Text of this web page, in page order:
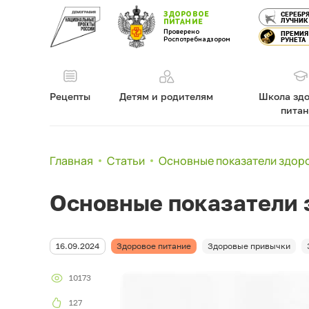
ЗДОРОВОЕ
ПИТАНИЕ
Проверено
Роспотребнадзором
ЛУЧНИК
ПРЕМИЯ
РУНЕТА
Рецепты Детям и родителям
Школа
Главная Статьи Основные показатели
Основные показатели
16.09.2024 Здоровое питание Здоровые привычки
10173
127